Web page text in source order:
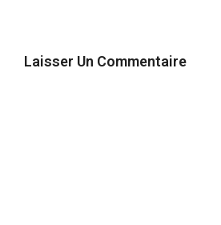
Laisser Un Commentaire